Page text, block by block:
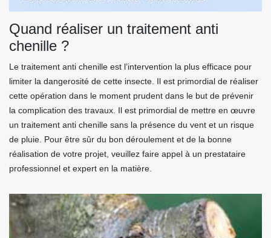
Quand réaliser un traitement anti
chenille ?
Le traitement anti chenille est l’intervention la plus efficace pour
limiter la dangerosité de cette insecte. Il est primordial de réaliser
cette opération dans le moment prudent dans le but de prévenir
la complication des travaux. Il est primordial de mettre en œuvre
un traitement anti chenille sans la présence du vent et un risque
de pluie. Pour être sûr du bon déroulement et de la bonne
réalisation de votre projet, veuillez faire appel à un prestataire
professionnel et expert en la matière.